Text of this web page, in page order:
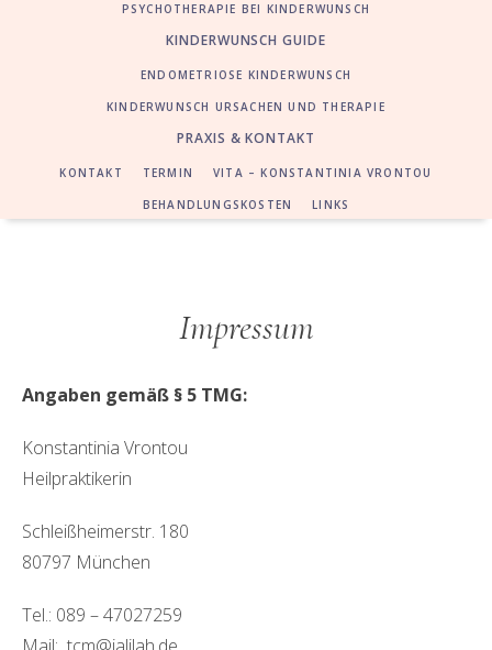
PSYCHOTHERAPIE BEI KINDERWUNSCH
KINDERWUNSCH GUIDE
ENDOMETRIOSE KINDERWUNSCH
KINDERWUNSCH URSACHEN UND THERAPIE
PRAXIS & KONTAKT
KONTAKT TERMIN VITA – KONSTANTINIA VRONTOU
BEHANDLUNGSKOSTEN LINKS
Impressum
Angaben gemäß § 5 TMG:
Konstantinia Vrontou
Heilpraktikerin
Schleißheimerstr. 180
80797 München
Tel.: 089 – 47027259